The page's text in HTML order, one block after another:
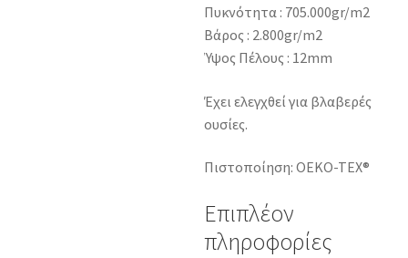
Πυκνότητα : 705.000gr/m2
Βάρος : 2.800gr/m2
Ύψος Πέλους : 12mm
Έχει ελεγχθεί για βλαβερές
ουσίες.
Πιστοποίηση: OEKO-TEX®
Επιπλέον
πληροφορίες